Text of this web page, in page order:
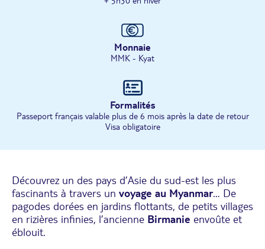
Monnaie
MMK - Kyat
Formalités
Passeport français valable plus de 6 mois après la date de retour
Visa obligatoire
Découvrez un des pays d’Asie du sud-est les plus
fascinants à travers un voyage au Myanmar… De
pagodes dorées en jardins flottants, de petits villages
en rizières infinies, l’ancienne Birmanie envoûte et
éblouit.